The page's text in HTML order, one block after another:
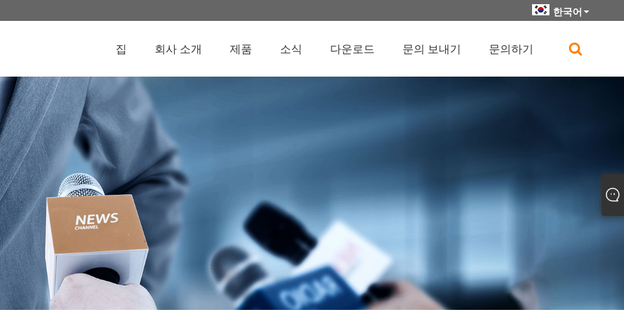
한국어
집 회사 소개 제품 소식 다운로드 문의 보내기 문의하기